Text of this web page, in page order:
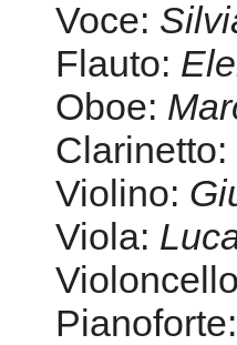
Voce:
Flauto:
Oboe:
Clarinetto:
Violino:
Viola:
Pianoforte: